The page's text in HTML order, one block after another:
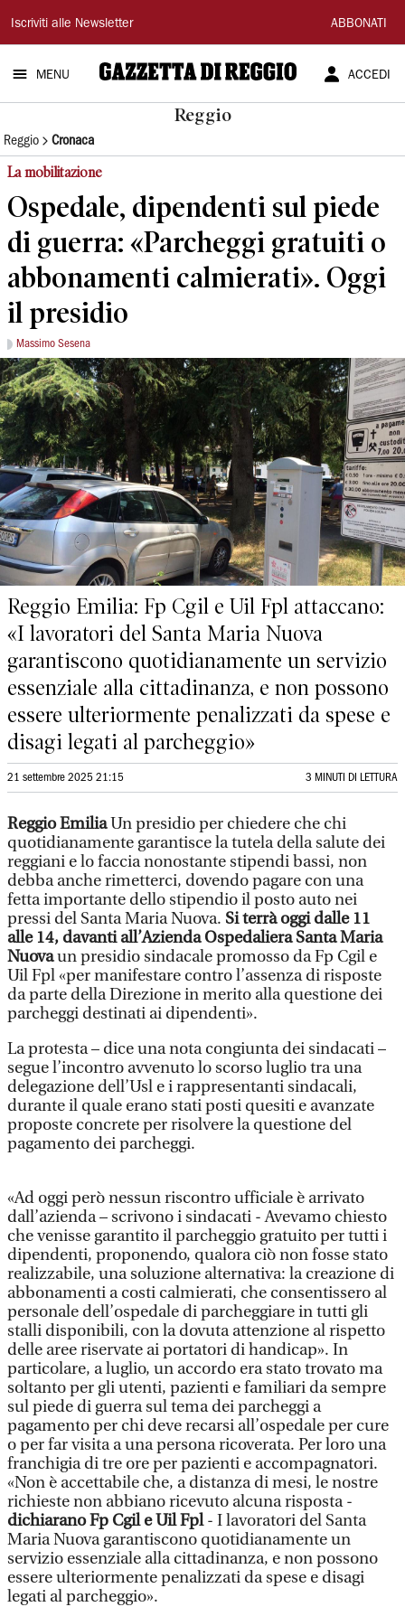
Gazzetta
di
Reggio
Iscriviti alle Newsletter ABBONATI
MENU ACCEDI
Reggio
Reggio Cronaca
La mobilitazione
Ospedale, dipendenti sul piede
di guerra: «Parcheggi gratuiti o
abbonamenti calmierati». Oggi
il presidio
Massimo Sesena
Reggio Emilia: Fp Cgil e Uil Fpl attaccano:
«I lavoratori del Santa Maria Nuova
garantiscono quotidianamente un servizio
essenziale alla cittadinanza, e non possono
essere ulteriormente penalizzati da spese e
disagi legati al parcheggio»
21 settembre 2025 21:15 3 MINUTI DI LETTURA
Reggio EmiliaUn presidio per chiedere che chi
quotidianamente garantisce la tutela della salute dei
reggiani e lo faccia nonostante stipendi bassi, non
debba anche rimetterci, dovendo pagare con una
fetta importante dello stipendio il posto auto nei
pressi del Santa Maria Nuova. Si terrà oggi dalle 11
alle 14, davanti all’Azienda Ospedaliera Santa Maria
Nuovaun presidio sindacale promosso da Fp Cgil e
Uil Fpl «per manifestare contro l’assenza di risposte
da parte della Direzione in merito alla questione dei
parcheggi destinati ai dipendenti».
La protesta – dice una nota congiunta dei sindacati –
segue l’incontro avvenuto lo scorso luglio tra una
delegazione dell’Usl e i rappresentanti sindacali,
durante il quale erano stati posti quesiti e avanzate
proposte concrete per risolvere la questione del
pagamento dei parcheggi.
«Ad oggi però nessun riscontro ufficiale è arrivato
dall’azienda – scrivono i sindacati - Avevamo chiesto
che venisse garantito il parcheggio gratuito per tutti i
dipendenti, proponendo, qualora ciò non fosse stato
realizzabile, una soluzione alternativa: la creazione di
abbonamenti a costi calmierati, che consentissero al
personale dell’ospedale di parcheggiare in tutti gli
stalli disponibili, con la dovuta attenzione al rispetto
delle aree riservate ai portatori di handicap». In
particolare, a luglio, un accordo era stato trovato ma
soltanto per gli utenti, pazienti e familiari da sempre
sul piede di guerra sul tema dei parcheggi a
pagamento per chi deve recarsi all’ospedale per cure
o per far visita a una persona ricoverata. Per loro una
franchigia di tre ore per pazienti e accompagnatori.
«Non è accettabile che, a distanza di mesi, le nostre
richieste non abbiano ricevuto alcuna risposta -
dichiarano Fp Cgil e Uil Fpl- I lavoratori del Santa
Maria Nuova garantiscono quotidianamente un
servizio essenziale alla cittadinanza, e non possono
essere ulteriormente penalizzati da spese e disagi
legati al parcheggio».